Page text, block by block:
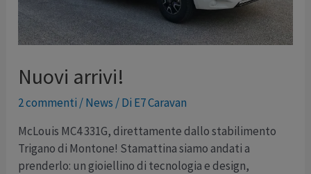
Nuovi arrivi!
2 commenti /News / Di E7 Caravan
McLouis MC4 331G, direttamente dallo stabilimento
Trigano di Montone! Stamattina siamo andati a
prenderlo: un gioiellino di tecnologia e design,